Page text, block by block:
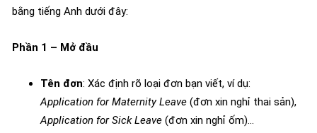
bằng tiếng Anh dưới đây:
Phần 1 – Mở đầu
Tên đơn: Xác định rõ loại đơn bạn viết, ví dụ:
Application for Maternity Leave (đơn xin nghỉ thai sản),
Application for Sick Leave (đơn xin nghỉ ốm)…